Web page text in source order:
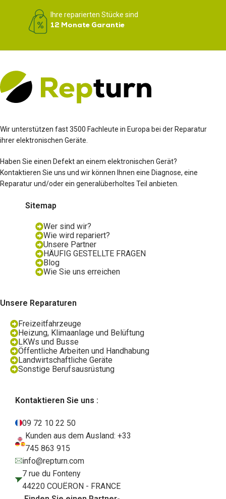
Ihre reparierten Stücke sind
12 Monate Garantie
Wir unterstützen fast 3500 Fachleute in Europa bei der Reparatur
ihrer elektronischen Geräte.
Haben Sie einen Defekt an einem elektronischen Gerät?
Kontaktieren Sie uns und wir können Ihnen eine Diagnose, eine
Reparatur und/oder ein generalüberholtes Teil anbieten.
Sitemap
Wer sind wir?
Wie wird repariert?
Unsere Partner
HÄUFIG GESTELLTE FRAGEN
Blog
Wie Sie uns erreichen
Unsere Reparaturen
Freizeitfahrzeuge
Heizung, Klimaanlage und Belüftung
LKWs und Busse
Öffentliche Arbeiten und Handhabung
Landwirtschaftliche Geräte
Sonstige Berufsausrüstung
Kontaktieren Sie uns :
09 72 10 22 50
Kunden aus dem Ausland: +33
745 863 915
info@repturn.com
7 rue du Fonteny
44220 COUËRON - FRANCE